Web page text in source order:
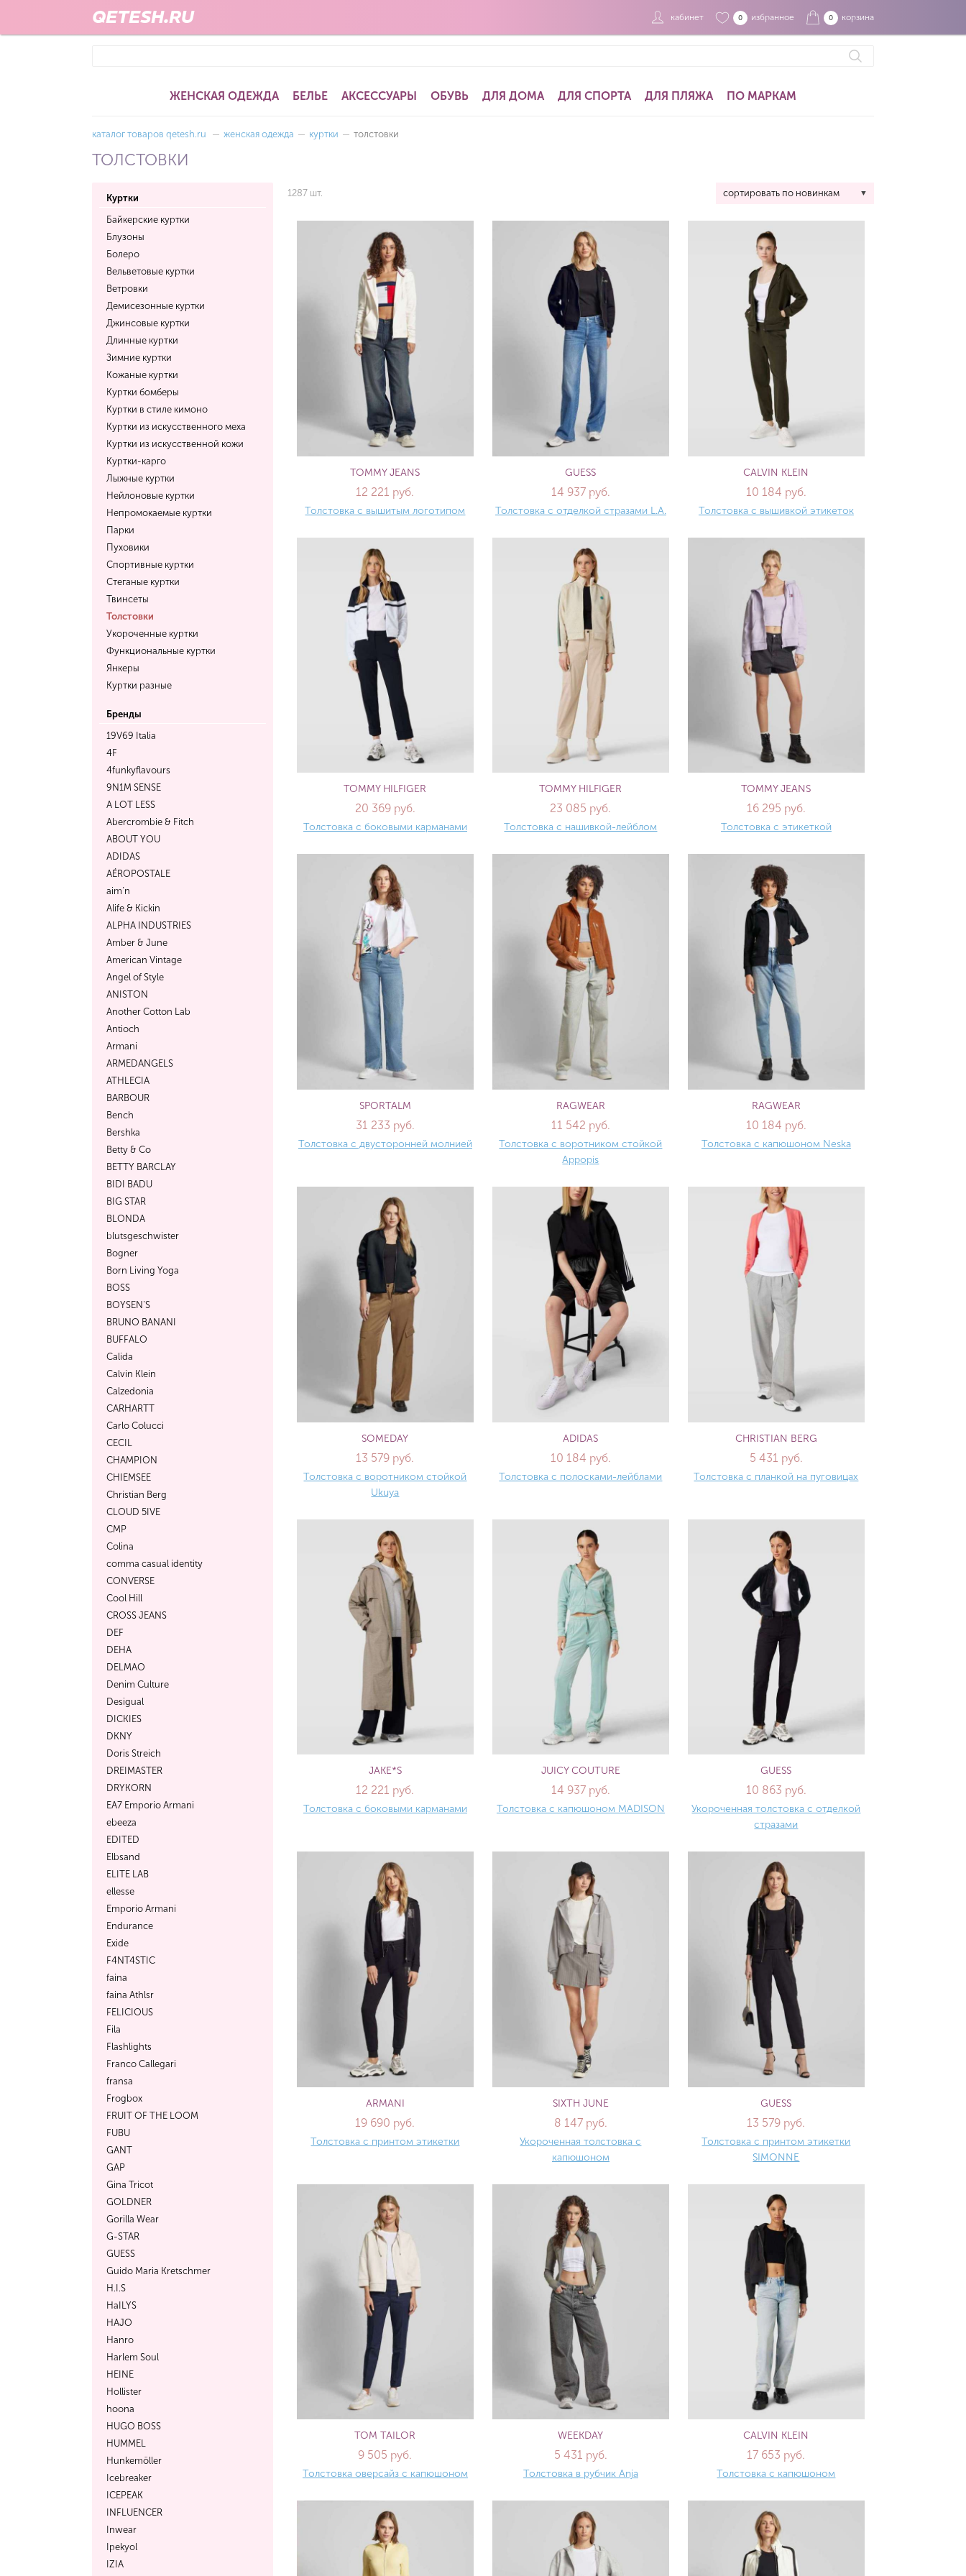
QETESH.RU кабинет 0 избранное 0 корзина
ЖЕНСКАЯ ОДЕЖДА БЕЛЬЕ АКСЕССУАРЫ ОБУВЬ ДЛЯ ДОМА ДЛЯ СПОРТА ДЛЯ ПЛЯЖА ПО МАРКАМ
каталог товаров qetesh.ru — женская одежда — куртки — толстовки
ТОЛСТОВКИ
Куртки
Байкерские куртки
Блузоны
Болеро
Вельветовые куртки
Ветровки
Демисезонные куртки
Джинсовые куртки
Длинные куртки
Зимние куртки
Кожаные куртки
Куртки бомберы
Куртки в стиле кимоно
Куртки из искусственного меха
Куртки из искусственной кожи
Куртки-карго
Лыжные куртки
Нейлоновые куртки
Непромокаемые куртки
Парки
Пуховики
Спортивные куртки
Стеганые куртки
Твинсеты
Толстовки
Укороченные куртки
Функциональные куртки
Янкеры
Куртки разные
Бренды
19V69 Italia
4F
4funkyflavours
9N1M SENSE
A LOT LESS
Abercrombie & Fitch
ABOUT YOU
ADIDAS
AÉROPOSTALE
aim’n
Alife & Kickin
ALPHA INDUSTRIES
Amber & June
American Vintage
Angel of Style
ANISTON
Another Cotton Lab
Antioch
Armani
ARMEDANGELS
ATHLECIA
BARBOUR
Bench
Bershka
Betty & Co
BETTY BARCLAY
BIDI BADU
BIG STAR
BLONDA
blutsgeschwister
Bogner
Born Living Yoga
BOSS
BOYSEN'S
BRUNO BANANI
BUFFALO
Calida
Calvin Klein
Calzedonia
CARHARTT
Carlo Colucci
CECIL
CHAMPION
CHIEMSEE
Christian Berg
CLOUD 5IVE
CMP
Colina
comma casual identity
CONVERSE
Cool Hill
CROSS JEANS
DEF
DEHA
DELMAO
Denim Culture
Desigual
DICKIES
DKNY
Doris Streich
DREIMASTER
DRYKORN
EA7 Emporio Armani
ebeeza
EDITED
Elbsand
ELITE LAB
ellesse
Emporio Armani
Endurance
Exide
F4NT4STIC
faina
faina Athlsr
FELICIOUS
Fila
Flashlights
Franco Callegari
fransa
Frogbox
FRUIT OF THE LOOM
FUBU
GANT
GAP
Gina Tricot
GOLDNER
Gorilla Wear
G-STAR
GUESS
Guido Maria Kretschmer
H.I.S
HaILYS
HAJO
Hanro
Harlem Soul
HEINE
Hollister
hoona
HUGO BOSS
HUMMEL
Hunkemöller
Icebreaker
ICEPEAK
INFLUENCER
Inwear
Ipekyol
IZIA
1287 шт. сортировать по новинкам
TOMMY JEANS
12 221 руб.
Толстовка с вышитым логотипом
GUESS
14 937 руб.
Толстовка с отделкой стразами L.A.
CALVIN KLEIN
10 184 руб.
Толстовка с вышивкой этикеток
TOMMY HILFIGER
20 369 руб.
Толстовка с боковыми карманами
TOMMY HILFIGER
23 085 руб.
Толстовка с нашивкой-лейблом
TOMMY JEANS
16 295 руб.
Толстовка с этикеткой
SPORTALM
31 233 руб.
Толстовка с двусторонней молнией
RAGWEAR
11 542 руб.
Толстовка с воротником стойкой
Appopis
RAGWEAR
10 184 руб.
Толстовка с капюшоном Neska
SOMEDAY
13 579 руб.
Толстовка с воротником стойкой
Ukuya
ADIDAS
10 184 руб.
Толстовка с полосками-лейблами
CHRISTIAN BERG
5 431 руб.
Толстовка с планкой на пуговицах
JAKE*S
12 221 руб.
Толстовка с боковыми карманами
JUICY COUTURE
14 937 руб.
Толстовка с капюшоном MADISON
GUESS
10 863 руб.
Укороченная толстовка с отделкой
стразами
ARMANI
19 690 руб.
Толстовка с принтом этикетки
SIXTH JUNE
8 147 руб.
Укороченная толстовка с
капюшоном
GUESS
13 579 руб.
Толстовка с принтом этикетки
SIMONNE
TOM TAILOR
9 505 руб.
Толстовка оверсайз с капюшоном
WEEKDAY
5 431 руб.
Толстовка в рубчик Anja
CALVIN KLEIN
17 653 руб.
Толстовка с капюшоном